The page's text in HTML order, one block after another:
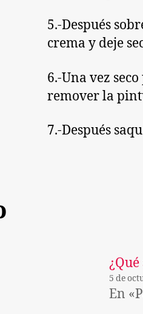
5.-Después
crema y deje
6.-Una vez
remover la
7.-Después
5 de
En